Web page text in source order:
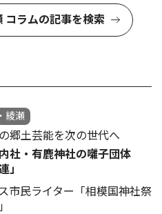
コラムの記事を検索
綾瀬
郷土芸能を次の世代へ
社・有鹿神社の囃子団体
」
市民ライター「相模国神社祭